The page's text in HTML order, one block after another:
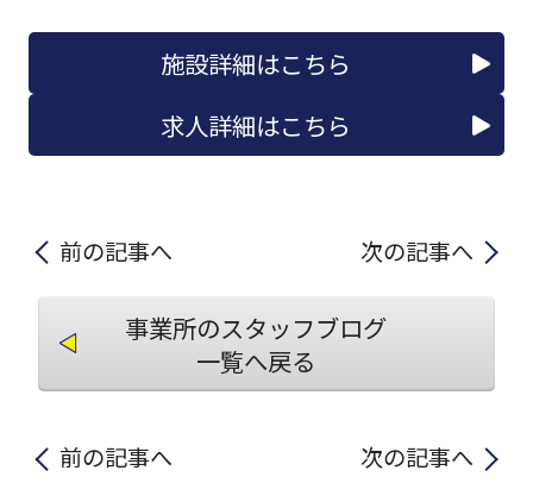
施設詳細はこちら
求人詳細はこちら
前の記事へ 次の記事へ
事業所のスタッフブログ
一覧へ戻る
前の記事へ 次の記事へ